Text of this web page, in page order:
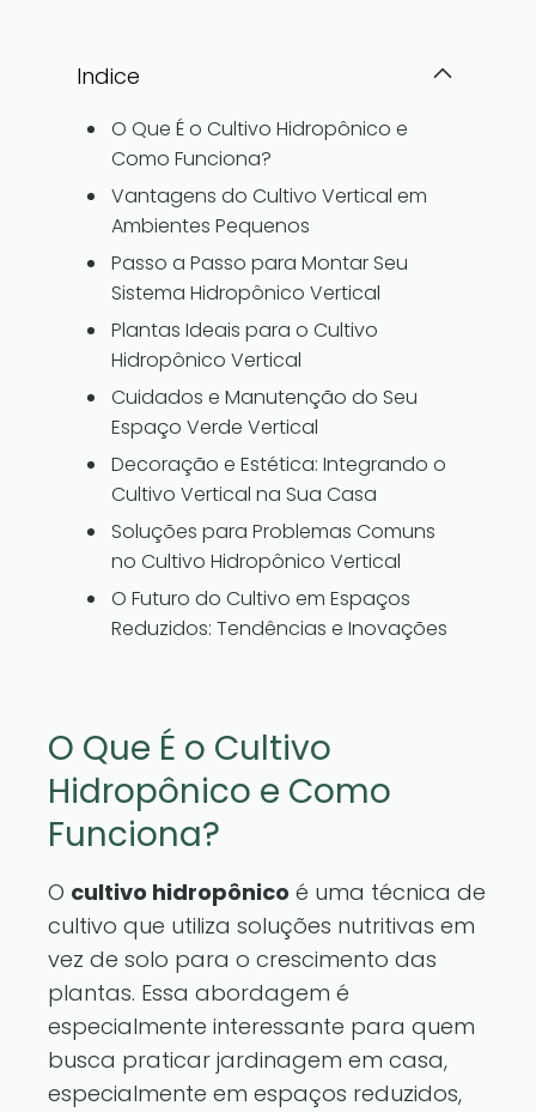
Indice
O Que É o Cultivo Hidropônico e
Como Funciona?
Vantagens do Cultivo Vertical em
Ambientes Pequenos
Passo a Passo para Montar Seu
Sistema Hidropônico Vertical
Plantas Ideais para o Cultivo
Hidropônico Vertical
Cuidados e Manutenção do Seu
Espaço Verde Vertical
Decoração e Estética: Integrando o
Cultivo Vertical na Sua Casa
Soluções para Problemas Comuns
no Cultivo Hidropônico Vertical
O Futuro do Cultivo em Espaços
Reduzidos: Tendências e Inovações
O Que É o Cultivo
Hidropônico e Como
Funciona?
O cultivo hidropônico é uma técnica de
cultivo que utiliza soluções nutritivas em
vez de solo para o crescimento das
plantas. Essa abordagem é
especialmente interessante para quem
busca praticar jardinagem em casa,
especialmente em espaços reduzidos,